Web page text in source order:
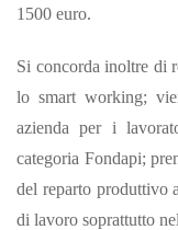
1500 euro.
Si concorda inoltre di
lo smart working;
azienda per i
categoria Fondapi;
del reparto produttivo
di lavoro soprattutto